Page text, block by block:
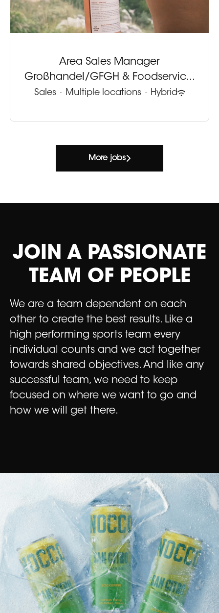
Area Sales Manager
Großhandel/GFGH & Foodservic...
Sales · Multiple locations · Hybrid
More jobs
JOIN A PASSIONATE
TEAM OF PEOPLE
We are a team dependent on each
other to create the best results. Like a
high performing sports team every
individual counts and we act together
towards shared objectives. And like any
successful team, we need to keep
focused on where we want to go and
how we will get there.